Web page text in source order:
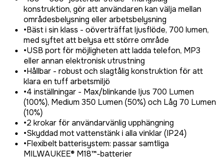
konstruktion, gör att användaren kan välja mellan
områdesbelysning eller arbetsbelysning
•Bäst i sin klass - oöverträffat ljusflöde, 700 lumen,
med syftet att belysa ett större område
•USB port för möjligheten att ladda telefon, MP3
eller annan elektronisk utrustning
•Hållbar - robust och slagtålig konstruktion för att
klara en tuff arbetsmiljö
•4 inställningar - Max/blinkande ljus 700 Lumen
(100%), Medium 350 Lumen (50%) och Låg 70 Lumen
(10%)
•2 krokar för användarvänlig upphängning
•Skyddad mot vattenstänk i alla vinklar (IP24)
•Flexibelt batterisystem: passar samtliga
MILWAUKEE® M18™-batterier